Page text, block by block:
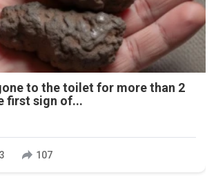
to the toilet for more than 2
first sign of...
107